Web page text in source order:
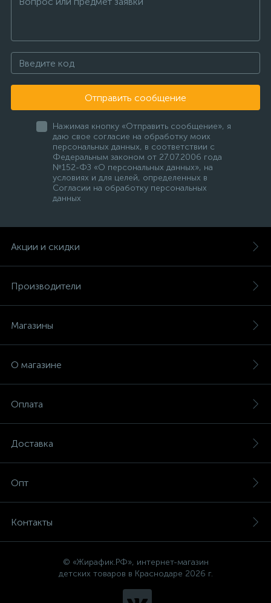
Отправить сообщение
Нажимая кнопку «Отправить сообщение», я
даю свое согласие на обработку моих
персональных данных, в соответствии с
Федеральным законом от 27.07.2006 года
№152-ФЗ «О персональных данных», на
условиях и для целей, определенных в
Согласии на обработку персональных
данных
Акции и скидки
Производители
Магазины
О магазине
Оплата
Доставка
Опт
Контакты
© «Жирафик.РФ», интернет-магазин
детских товаров в Краснодаре 2026 г.